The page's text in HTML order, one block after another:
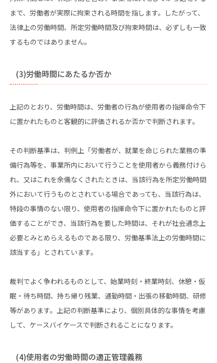
まで、労働者が実際に拘束される時間を指します。したがって、
法律上の労働時間、所定労働時間及び拘束時間は、必ずしも一致
するものではありません。
(3)労働時間にあたるか否か
上記のとおり、労働時間は、労働者の行為が使用者の指揮命令下
に置かれたものと客観的に評価されるか否かで判断されます。
その判断基準は、判例上「労働者が、就業を命じられた業務の準
備行為等を、事業所内において行うことを使用者から義務付けら
れ、又はこれを余儀なくされたときは、当該行為を所定労働時間
外において行うものとされている場合であっても、当該行為は、
特段の事情のない限り、使用者の指揮命令下に置かれたものと評
価することができ、当該行為を要した時間は、それが社会通念上
必要とみとめらえるものである限り、労働基準法上の労働時間に
該当する」とされています。
裁判でよく争われるものとして、始業時刻・終業時刻、休憩・仮
眠・待ち時間、持ち帰り残業、通勤時間・出張の移動時間、研修
等があります。上記の判断基準により、個別具体的な事情を考慮
して、ケースバイケースで判断されることになります。
(4)使用者の労働時間の適正管理義務